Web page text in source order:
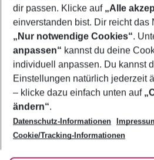
Footer
Footer navigation
Über uns
AGB
Bestpreisgarantie
Cookie-Einstellungen ändern
Cookie-Richtlinie
Agenturbetreuung
Barrierefreies Reisen
Folge uns
dir passen. Klicke auf „Alle
einverstanden bist. Dir reicht das
„Nur notwendige Cookies“.
anpassen“ kannst du deine
individuell anpassen. Du kannst
Einstellungen natürlich jederzeit
– klicke dazu einfach unten auf
ändern“.
Datenschutz-Informationen
Cookie/Tracking-Informationen